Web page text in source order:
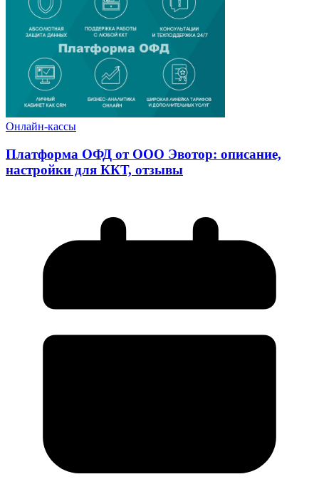
Онлайн-кассы
Платформа ОФД от ООО Эвотор: описание,
настройки для ККТ, отзывы